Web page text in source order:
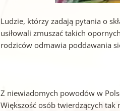
Ludzie, którzy zadają pytania o
usiłowali zmuszać takich
rodziców odmawia poddawania
Z niewiadomych powodów w
Większość osób twierdzących tak